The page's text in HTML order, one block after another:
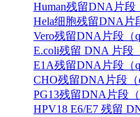
Human残留DNA片段
Hela细胞残留DNA片
Vero残留DNA片段（
E.coli残留 DNA 片段
E1A残留DNA片段（
CHO残留DNA片段
PG13残留DNA片段
HPV18 E6/E7 残留